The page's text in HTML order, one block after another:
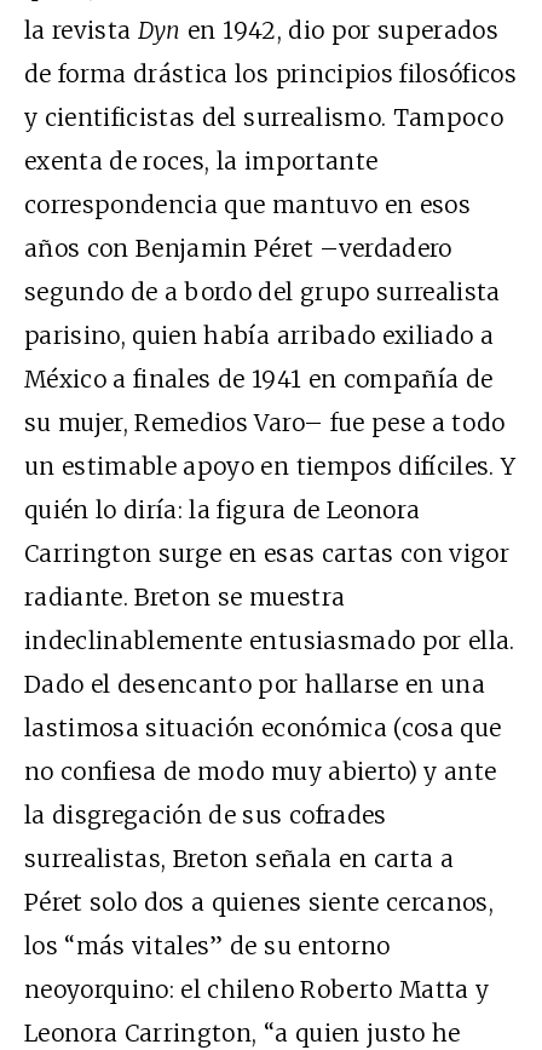
la revista Dyn en 1942, dio por superados
de forma drástica los principios filosóficos
y cientificistas del surrealismo. Tampoco
exenta de roces, la importante
correspondencia que mantuvo en esos
años con Benjamin Péret –verdadero
segundo de a bordo del grupo surrealista
parisino, quien había arribado exiliado a
México a finales de 1941 en compañía de
su mujer, Remedios Varo– fue pese a todo
un estimable apoyo en tiempos difíciles. Y
quién lo diría: la figura de Leonora
Carrington surge en esas cartas con vigor
radiante. Breton se muestra
indeclinablemente entusiasmado por ella.
Dado el desencanto por hallarse en una
lastimosa situación económica (cosa que
no confiesa de modo muy abierto) y ante
la disgregación de sus cofrades
surrealistas, Breton señala en carta a
Péret solo dos a quienes siente cercanos,
los “más vitales” de su entorno
neoyorquino: el chileno Roberto Matta y
Leonora Carrington, “a quien justo he